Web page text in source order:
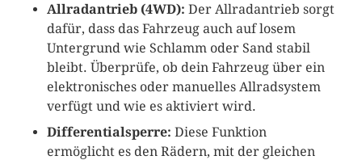
Allradantrieb (4WD): Der Allradantrieb sorgt
dafür, dass das Fahrzeug auch auf losem
Untergrund wie Schlamm oder Sand stabil
bleibt. Überprüfe, ob dein Fahrzeug über ein
elektronisches oder manuelles Allradsystem
verfügt und wie es aktiviert wird.
Differentialsperre: Diese Funktion
ermöglicht es den Rädern, mit der gleichen